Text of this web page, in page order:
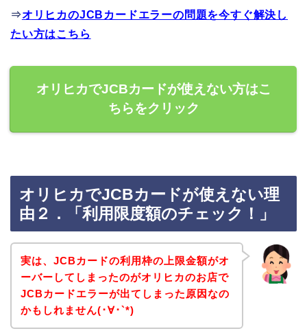
⇒オリヒカのJCBカードエラーの問題を今すぐ解決し
たい方はこちら
オリヒカでJCBカードが使えない方はこ
ちらをクリック
オリヒカでJCBカードが使えない理
由２．「利用限度額のチェック！」
実は、JCBカードの利用枠の上限金額がオ
ーバーしてしまったのがオリヒカのお店で
JCBカードエラーが出てしまった原因なの
かもしれません(･∀･`*)